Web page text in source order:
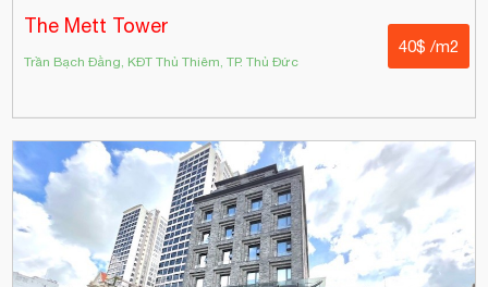
The Mett Tower
Trần Bạch Đằng, KĐT Thủ Thiêm, TP. Thủ Đức
40$ /m2